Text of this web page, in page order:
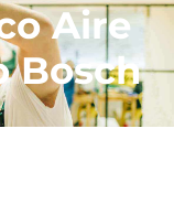
Aire
Bosch